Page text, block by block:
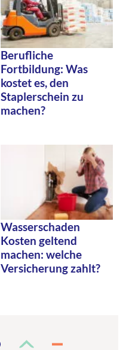
Berufliche
Fortbildung: Was
kostet es, den
Staplerschein zu
machen?
Wasserschaden
Kosten geltend
machen: welche
Versicherung zahlt?